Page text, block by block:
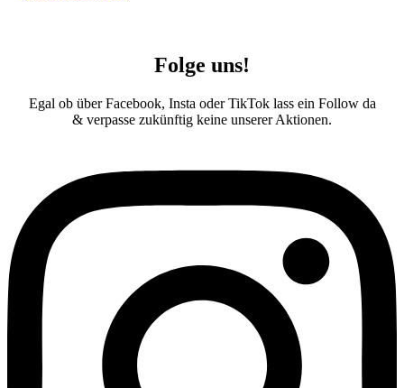
Folge uns!
Egal ob über Facebook, Insta oder TikTok lass ein Follow da
& verpasse zukünftig keine unserer Aktionen.